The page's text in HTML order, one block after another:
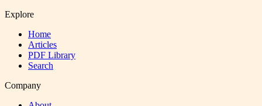
Explore
Home
Articles
PDF Library
Search
Company